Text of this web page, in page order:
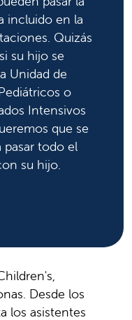
incluido en la
Quizás
su hijo se
Unidad de
o
Intensivos
que se
todo el
su hijo.
Desde los
los asistentes